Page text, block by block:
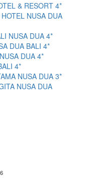
& RESORT 4*
NUSA DUA
NUSA DUA 4*
DUA BALI 4*
DUA 4*
4*
NUSA DUA 3*
NUSA DUA